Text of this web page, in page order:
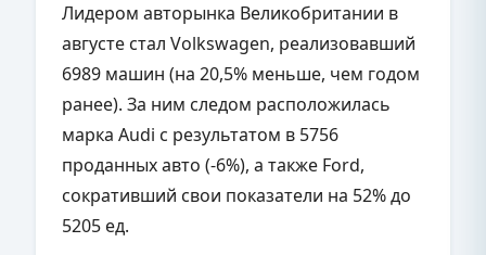
Лидером авторынка Великобритании в
августе стал Volkswagen, реализовавший
6989 машин (на 20,5% меньше, чем годом
ранее). За ним следом расположилась
марка Audi с результатом в 5756
проданных авто (-6%), а также Ford,
сокративший свои показатели на 52% до
5205 ед.